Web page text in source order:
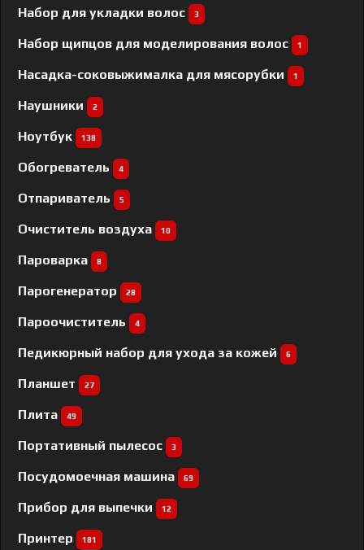
Набор для укладки волос 3
Набор щипцов для моделирования волос 1
Насадка-соковыжималка для мясорубки 1
Наушники 2
Ноутбук 138
Обогреватель 4
Отпариватель 5
Очиститель воздуха 10
Пароварка 8
Парогенератор 28
Пароочиститель 4
Педикюрный набор для ухода за кожей 6
Планшет 27
Плита 49
Портативный пылесос 3
Посудомоечная машина 69
Прибор для выпечки 12
Принтер 181